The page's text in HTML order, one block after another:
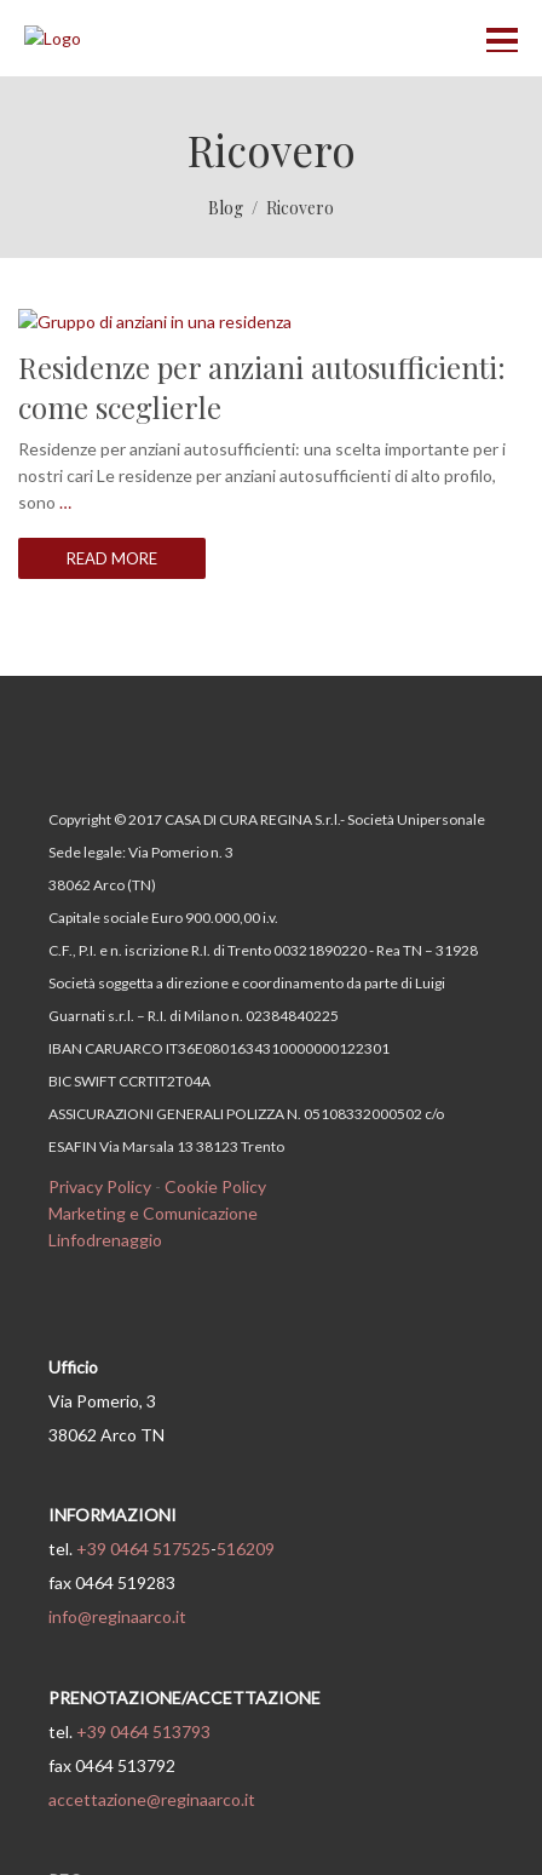
Ricovero
Blog Ricovero
Residenze per anziani autosufficienti:
come sceglierle
Residenze per anziani autosufficienti: una scelta importante per i
nostri cari Le residenze per anziani autosufficienti di alto profilo,
sono …
READ MORE
Copyright © 2017 CASA DI CURA REGINA S.r.l.- Società Unipersonale
Sede legale: Via Pomerio n. 3
38062 Arco (TN)
Capitale sociale Euro 900.000,00 i.v.
C.F., P.I. e n. iscrizione R.I. di Trento 00321890220 - Rea TN – 31928
Società soggetta a direzione e coordinamento da parte di Luigi
Guarnati s.r.l. – R.I. di Milano n. 02384840225
IBAN CARUARCO IT36E0801634310000000122301
BIC SWIFT CCRTIT2T04A
ASSICURAZIONI GENERALI POLIZZA N. 05108332000502 c/o
ESAFIN Via Marsala 13 38123 Trento
Privacy Policy - Cookie Policy
Marketing e Comunicazione
Linfodrenaggio
Ufficio
Via Pomerio, 3
38062 Arco TN
INFORMAZIONI
tel. +39 0464 517525-516209
fax 0464 519283
info@reginaarco.it
PRENOTAZIONE/ACCETTAZIONE
tel. +39 0464 513793
fax 0464 513792
accettazione@reginaarco.it